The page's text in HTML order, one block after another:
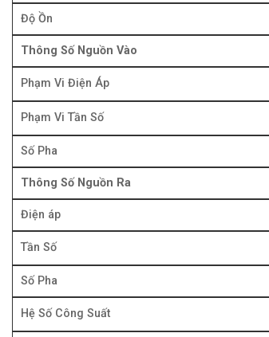
Độ Ồn
Thông Số Nguồn Vào
Phạm Vi Điện Áp
Phạm Vi Tần Số
Số Pha
Thông Số Nguồn Ra
Điện áp
Tần Số
Số Pha
Hệ Số Công Suất